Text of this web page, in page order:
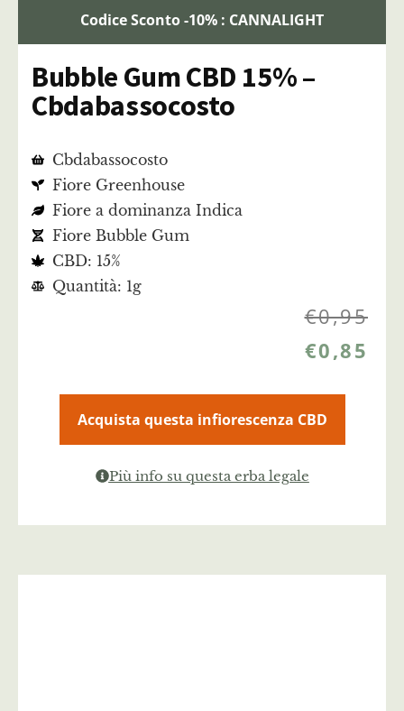
Codice Sconto -10% : CANNALIGHT
Bubble Gum CBD 15% –
Cbdabassocosto
Cbdabassocosto
Fiore Greenhouse
Fiore a dominanza Indica
Fiore Bubble Gum
CBD: 15%
Quantità: 1g
€0,95
€0,85
Acquista questa infiorescenza CBD
Più info su questa erba legale